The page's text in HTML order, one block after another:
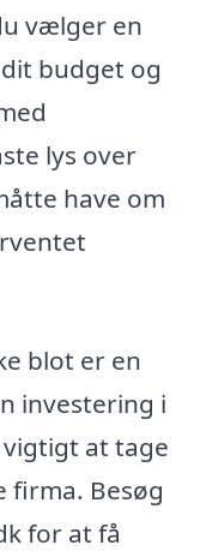
vælger en
budget og
lys over
have om
blot er en
investering i
at tage
firma. Besøg
for at få